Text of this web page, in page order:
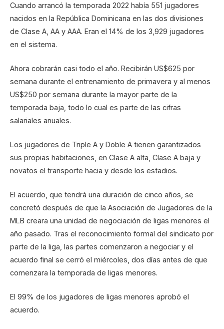
Cuando arrancó la temporada 2022 había 551 jugadores
nacidos en la República Dominicana en las dos divisiones
de Clase A, AA y AAA. Eran el 14% de los 3,929 jugadores
en el sistema.
Ahora cobrarán casi todo el año. Recibirán US$625 por
semana durante el entrenamiento de primavera y al menos
US$250 por semana durante la mayor parte de la
temporada baja, todo lo cual es parte de las cifras
salariales anuales.
Los jugadores de Triple A y Doble A tienen garantizados
sus propias habitaciones, en Clase A alta, Clase A baja y
novatos el transporte hacia y desde los estadios.
El acuerdo, que tendrá una duración de cinco años, se
concretó después de que la Asociación de Jugadores de la
MLB creara una unidad de negociación de ligas menores el
año pasado. Tras el reconocimiento formal del sindicato por
parte de la liga, las partes comenzaron a negociar y el
acuerdo final se cerró el miércoles, dos días antes de que
comenzara la temporada de ligas menores.
El 99% de los jugadores de ligas menores aprobó el
acuerdo.